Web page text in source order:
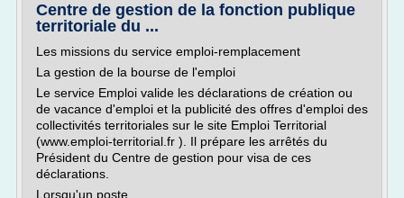
Centre de gestion de la fonction publique
territoriale du ...
Les missions du service emploi-remplacement
La gestion de la bourse de l'emploi
Le service Emploi valide les déclarations de création ou
de vacance d'emploi et la publicité des offres d'emploi des
collectivités territoriales sur le site Emploi Territorial
(www.emploi-territorial.fr ). Il prépare les arrêtés du
Président du Centre de gestion pour visa de ces
déclarations.
Lorsqu'un poste...